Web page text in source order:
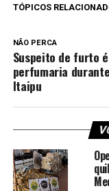
TÓPICOS
NÃO PERCA
Suspeito de furto
perfumaria
Itaipu